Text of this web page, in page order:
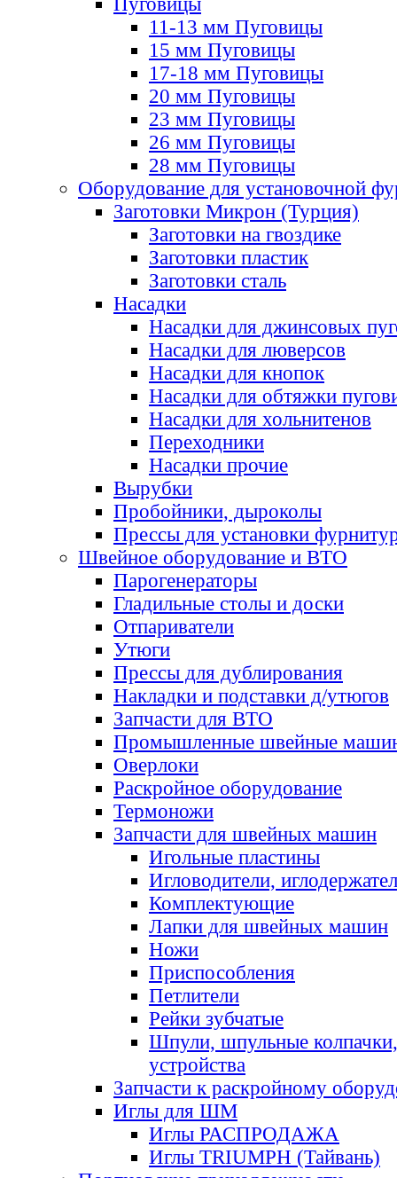
11-13 мм Пуговицы
15 мм Пуговицы
17-18 мм Пуговицы
20 мм Пуговицы
23 мм Пуговицы
26 мм Пуговицы
28 мм Пуговицы
Оборудование для установочной
Заготовки Микрон (Турция)
Заготовки на гвоздике
Заготовки пластик
Заготовки сталь
Насадки
Насадки для джинсовых
Насадки для люверсов
Насадки для кнопок
Насадки для обтяжки
Насадки для хольнитенов
Переходники
Насадки прочие
Вырубки
Пробойники, дыроколы
Прессы для установки
Швейное оборудование и ВТО
Парогенераторы
Гладильные столы и доски
Отпариватели
Утюги
Прессы для дублирования
Накладки и подставки д/утюгов
Запчасти для ВТО
Промышленные швейные
Оверлоки
Раскройное оборудование
Термоножи
Запчасти для швейных машин
Игольные пластины
Игловодители,
Комплектующие
Лапки для швейных машин
Ножи
Приспособления
Петлители
Рейки зубчатые
Шпули, шпульные
устройства
Запчасти к раскройному
Иглы для ШМ
Иглы РАСПРОДАЖА
Иглы TRIUMPH (Тайвань)